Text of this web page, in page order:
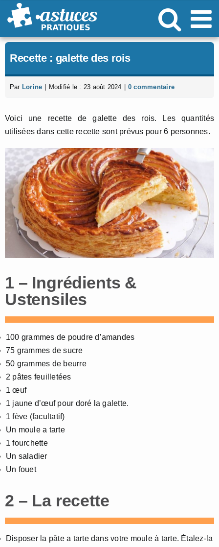
Passer
au
Recette : galette des rois
Par Lorine Modifié le : 23 août 2024 0 commentaire
Voici une recette de galette des rois. Les quantités
utilisées dans cette recette sont prévus pour 6 personnes.
1 – Ingrédients &
Ustensiles
100 grammes de poudre d’amandes
75 grammes de sucre
50 grammes de beurre
2 pâtes feuilletées
1 œuf
1 jaune d’œuf pour doré la galette.
1 fève (facultatif)
Un moule a tarte
1 fourchette
Un saladier
Un fouet
2 – La recette
Disposer la pâte a tarte dans votre moule à tarte. Étalez-la